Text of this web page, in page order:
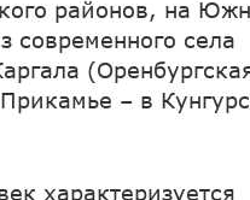
районов, на
современного села
– в
характеризуется